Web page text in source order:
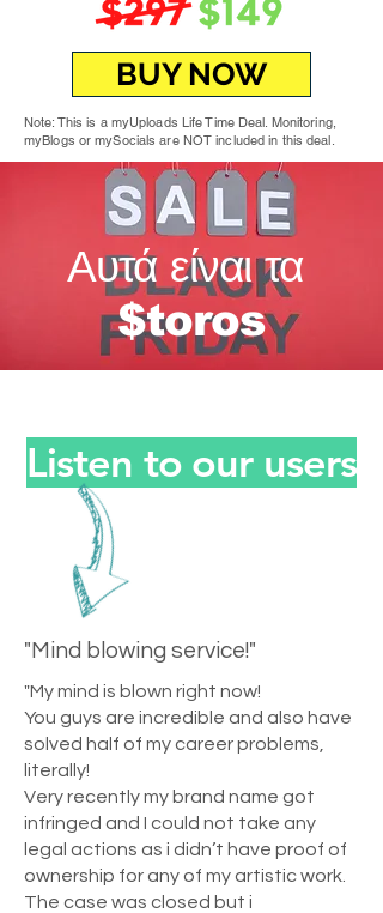
BUY NOW
Note: This is a myUploads Life Time Deal. Monitoring,
myBlogs or mySocials are NOT included in this deal.
Αυτά είναι τα
$toros
Listen to our users
"My mind is blown right now!
You guys are incredible and also have
solved half of my career problems,
literally!
Very recently my brand name got
infringed and I could not take any
legal actions as i didn’t have proof of
ownership for any of my artistic work.
The case was closed but i
"Mind blowing service!"